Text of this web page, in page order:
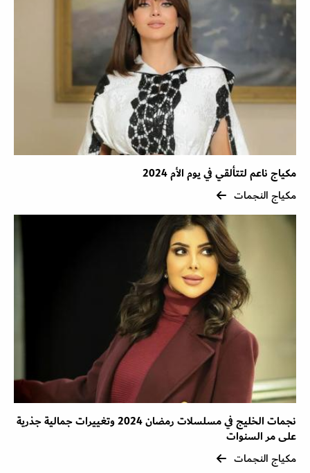
مكياج ناعم لتتألقي في يوم الأم 2024
مكياج النجمات
نجمات الخليج في مسلسلات رمضان 2024 وتغييرات جمالية جذرية
على مر السنوات
مكياج النجمات